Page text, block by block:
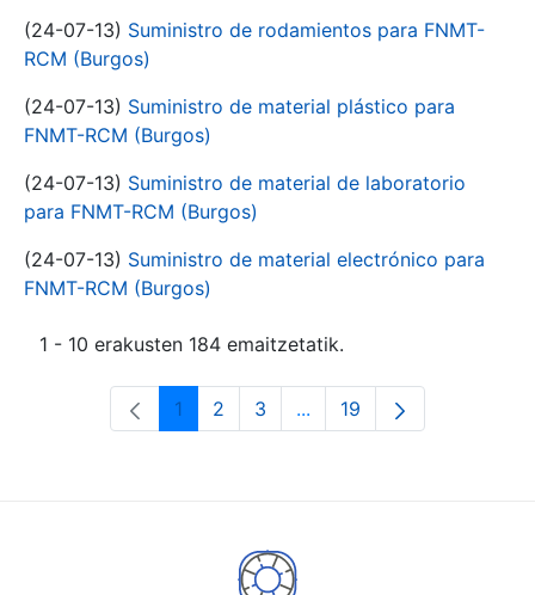
(24-07-13) Suministro de rodamientos para FNMT-
RCM (Burgos)
(24-07-13) Suministro de material plástico para
FNMT-RCM (Burgos)
(24-07-13) Suministro de material de laboratorio
para FNMT-RCM (Burgos)
(24-07-13) Suministro de material electrónico para
FNMT-RCM (Burgos)
1 - 10 erakusten 184 emaitzetatik.
Orrialdea
1 Orrialdea
2 Orrialdea
3 ...Intermediate Pages Use
Orrialdea
19